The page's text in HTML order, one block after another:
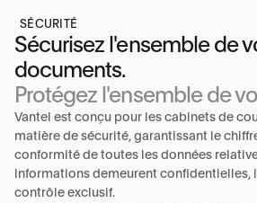
SÉCURITÉ
Sécurisez l'ensemble de
documents.
Protégez l'ensemble de
Vantel est conçu pour les cabinets de
matière de sécurité, garantissant le
conformité de toutes les données
informations demeurent confidentielles,
contrôle exclusif.